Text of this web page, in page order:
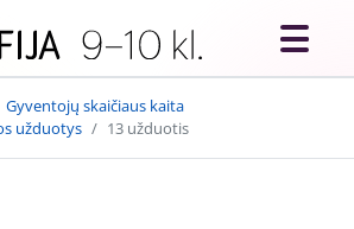
Gyventojų skaičiaus kaita
užduotys
13 užduotis